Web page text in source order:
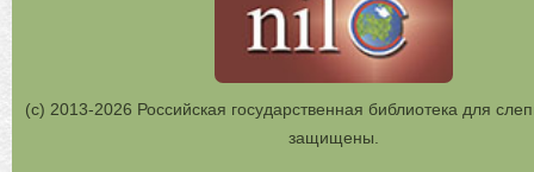
(с) 2013-2026 Российская государственная библиотека для
защищены.